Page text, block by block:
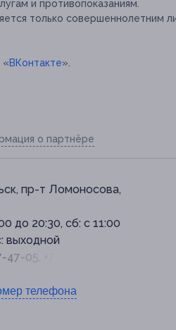
и противопоказаниям.
только совершеннолетним
«ВКонтакте».
о партнёре
пр-т Ломоносова,
до 20:30, сб: с 11:00
выходной
47-05, +7 (8182) 68-
телефона